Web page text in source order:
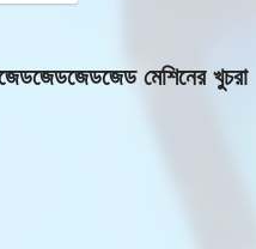
মেশিনের খুচরা